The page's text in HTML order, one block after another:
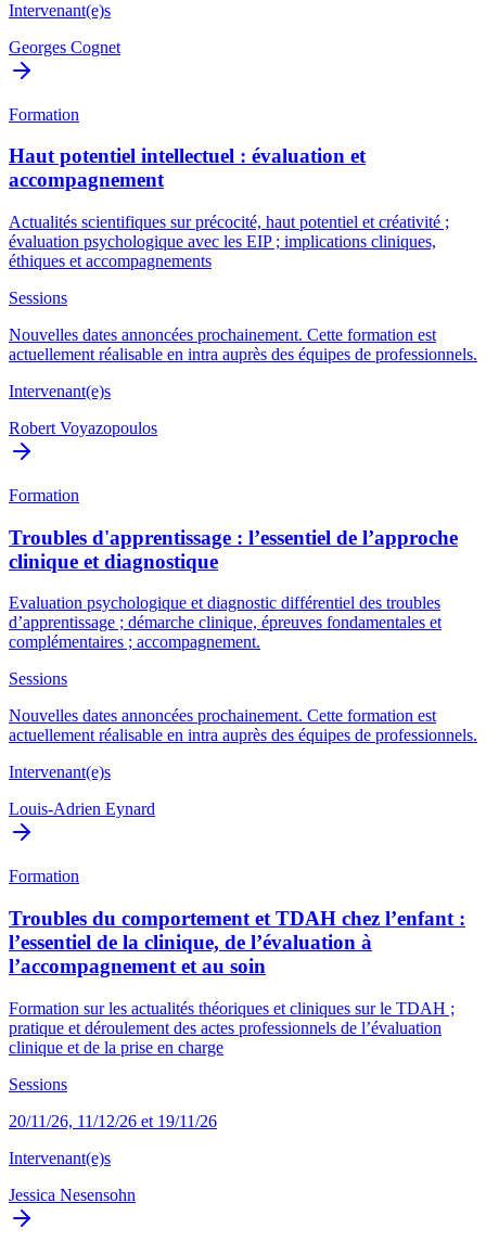
Intervenant(e)s
Georges Cognet
Formation
Haut potentiel intellectuel : évaluation et
accompagnement
Actualités scientifiques sur précocité, haut potentiel et créativité ;
évaluation psychologique avec les EIP ; implications cliniques,
éthiques et accompagnements
Sessions
Nouvelles dates annoncées prochainement. Cette formation est
actuellement réalisable en intra auprès des équipes de professionnels.
Intervenant(e)s
Robert Voyazopoulos
Formation
Troubles d'apprentissage : l’essentiel de l’approche
clinique et diagnostique
Evaluation psychologique et diagnostic différentiel des troubles
d’apprentissage ; démarche clinique, épreuves fondamentales et
complémentaires ; accompagnement.
Sessions
Nouvelles dates annoncées prochainement. Cette formation est
actuellement réalisable en intra auprès des équipes de professionnels.
Intervenant(e)s
Louis-Adrien Eynard
Formation
Troubles du comportement et TDAH chez l’enfant :
l’essentiel de la clinique, de l’évaluation à
l’accompagnement et au soin
Formation sur les actualités théoriques et cliniques sur le TDAH ;
pratique et déroulement des actes professionnels de l’évaluation
clinique et de la prise en charge
Sessions
20/11/26, 11/12/26 et 19/11/26
Intervenant(e)s
Jessica Nesensohn